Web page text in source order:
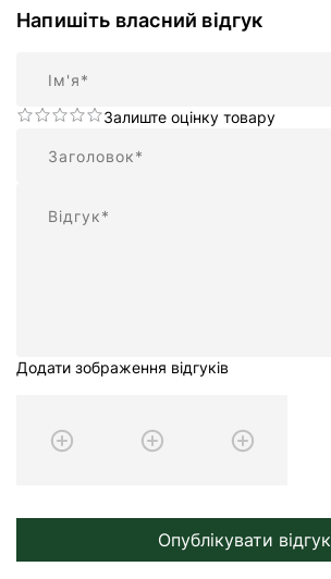
Напишіть власний відгук
Залиште оцінку товару
Додати зображення відгуків
Опублікувати відгук